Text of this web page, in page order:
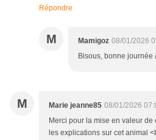
Répondre
M Mamigoz 08/01/2026
Bisous, bonne journée
M Marie jeanne85 08/01/2026
Merci pour la mise en valeur
les explications sur cet animal